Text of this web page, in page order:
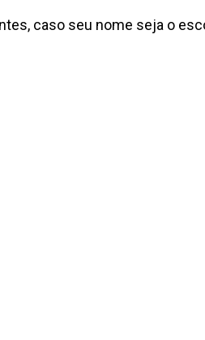
caso seu nome seja o